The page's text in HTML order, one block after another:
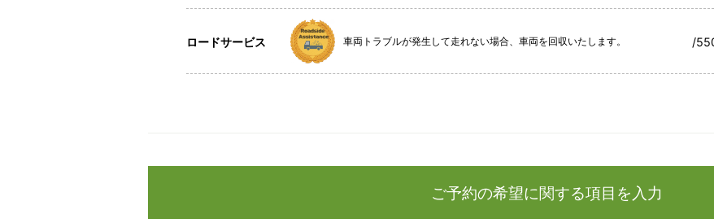
ロードサービス 車両トラブルが発生して走れない場合、車両を回収いたします。 /
ご予約の希望に関する項目を入力